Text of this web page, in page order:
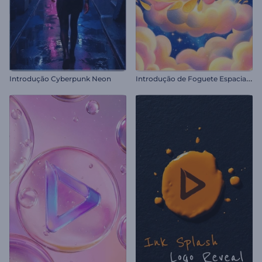
Introdução Cyberpunk Neon I
ntrodução de Foguete Espacial Cartoon